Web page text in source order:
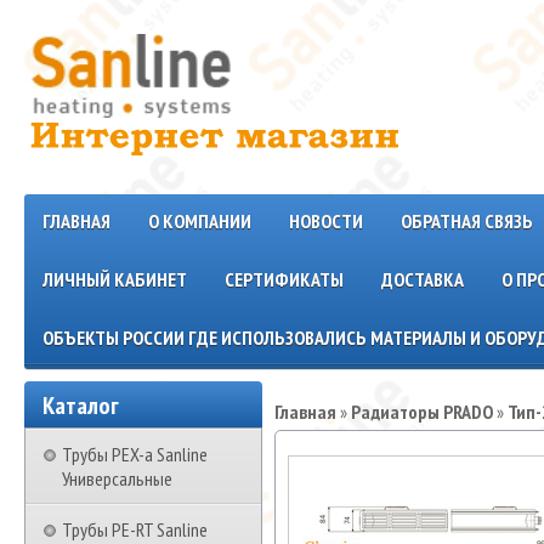
ГЛАВНАЯ О КОМПАНИИ НОВОСТИ ОБРАТНАЯ СВЯЗЬ
ЛИЧНЫЙ КАБИНЕТ СЕРТИФИКАТЫ ДОСТАВКА О
ОБЪЕКТЫ РОССИИ ГДЕ ИСПОЛЬЗОВАЛИСЬ МАТЕРИАЛЫ И
Каталог
Трубы PEX-a Sanline
Универсальные
Трубы PE-RT Sanline
Главная » Радиаторы PRADO»